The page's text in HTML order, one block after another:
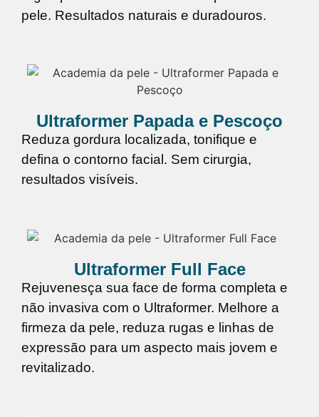
pele. Resultados naturais e duradouros.
Ultraformer Papada e Pescoço
Reduza gordura localizada, tonifique e
defina o contorno facial. Sem cirurgia,
resultados visíveis.
Ultraformer Full Face
Rejuvenesça sua face de forma completa e
não invasiva com o Ultraformer. Melhore a
firmeza da pele, reduza rugas e linhas de
expressão para um aspecto mais jovem e
revitalizado.